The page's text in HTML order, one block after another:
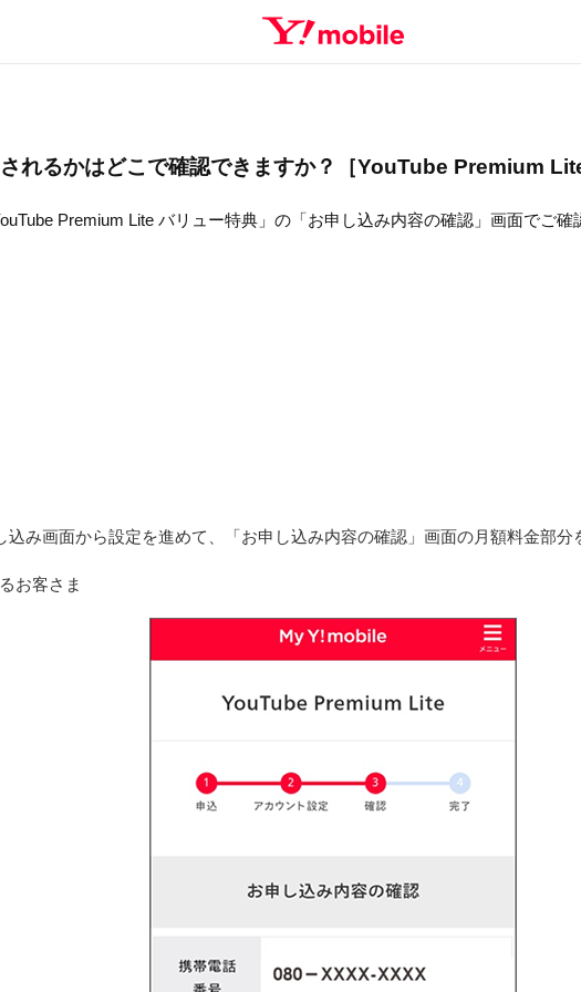
れるかはどこで確認できますか？［YouTube Premium
Premium Lite バリュー特典」の「お申し込み内容の確認」画面でご確
込み画面から設定を進めて、「お申し込み内容の確認」画面の月額料金部分
お客さま